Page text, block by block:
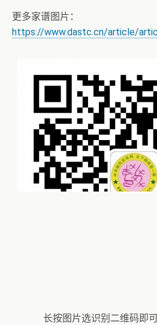
更多家谱图片：
https://www.dastc.cn/article/
长按图片选识别二维码即